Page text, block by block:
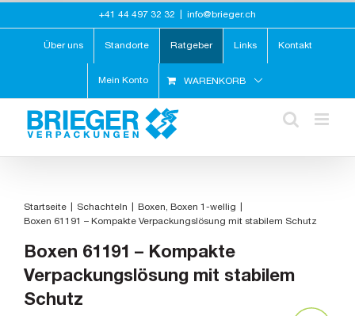
springen
+41 44 497 32 32 info@brieger.ch
Über uns Standorte Ratgeber Links Kontakt
Mein Konto WARENKORB
Startseite Schachteln Boxen
Boxen 1-wellig
Boxen 61191 – Kompakte Verpackungslösung mit stabilem Schutz
Boxen 61191 – Kompakte
Verpackungslösung mit stabilem
Schutz